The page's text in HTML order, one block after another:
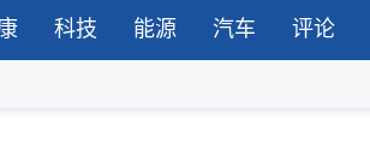
科技 能源 汽车 评论